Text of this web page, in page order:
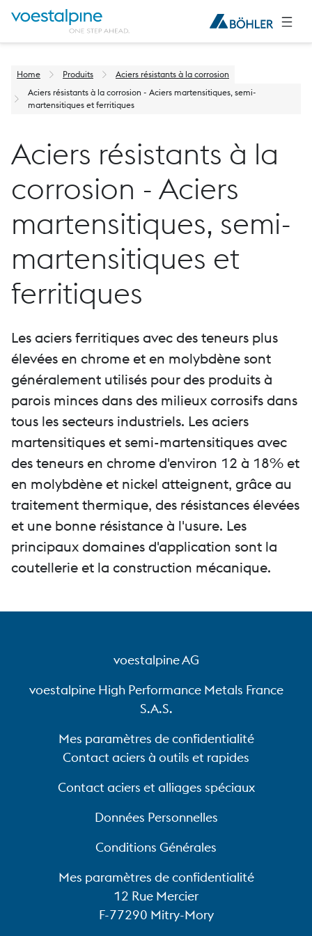
Home Produits
Aciers résistants à la corrosion
Aciers résistants à la corrosion - Aciers martensitiques, semi-
martensitiques et ferritiques
Aciers résistants à la
corrosion - Aciers
martensitiques, semi-
martensitiques et
ferritiques
Les aciers ferritiques avec des teneurs plus
élevées en chrome et en molybdène sont
généralement utilisés pour des produits à
parois minces dans des milieux corrosifs dans
tous les secteurs industriels. Les aciers
martensitiques et semi-martensitiques avec
des teneurs en chrome d'environ 12 à 18% et
en molybdène et nickel atteignent, grâce au
traitement thermique, des résistances élevées
et une bonne résistance à l'usure. Les
principaux domaines d'application sont la
coutellerie et la construction mécanique.
voestalpine AG
voestalpine High Performance Metals France
S.A.S.
Mes paramètres de confidentialité
Contact aciers à outils et rapides
Contact aciers et alliages spéciaux
Données Personnelles
Conditions Générales
Mes paramètres de confidentialité
12 Rue Mercier
F-77290 Mitry-Mory